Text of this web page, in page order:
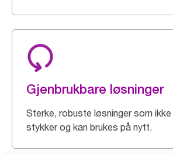
Gjenbrukbare løsninger
Sterke, robuste løsninger som
stykker og kan brukes på nytt.